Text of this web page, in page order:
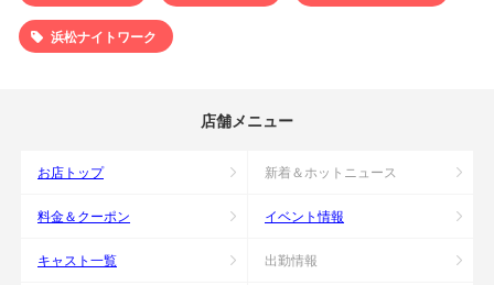
浜松ナイトワーク
店舗メニュー
お店トップ 新着＆ホットニュース
料金＆クーポン イベント情報
キャスト一覧 出勤情報